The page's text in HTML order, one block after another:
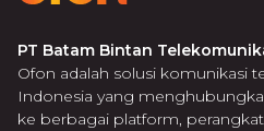
PT Batam Bintan
Ofon adalah solusi komunikasi
Indonesia yang
ke berbagai platform,